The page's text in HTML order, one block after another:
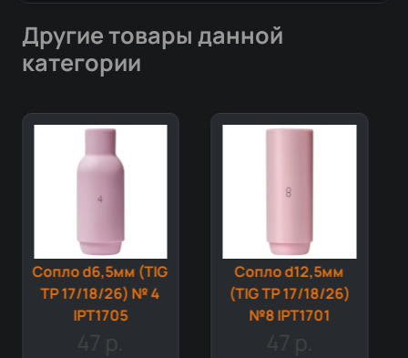
Другие товары данной
категории
Сопло d6,5мм (TIG
TP 17/18/26) № 4
IPT1705
47 р.
Сопло d12,5мм
(TIG TP 17/18/26)
№8 IPT1701
47 р.